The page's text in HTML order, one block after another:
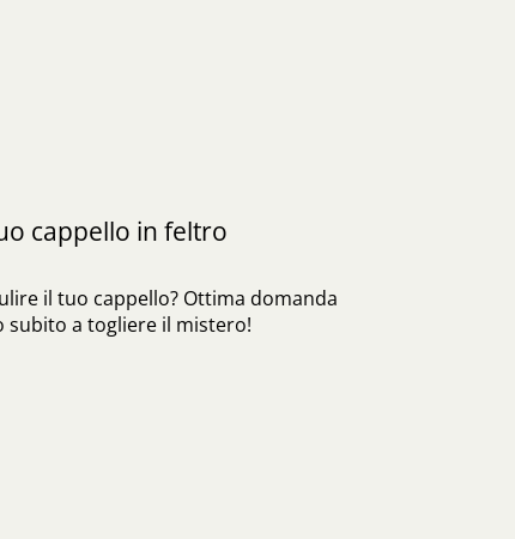
cappello in feltro
il tuo cappello? Ottima domanda
subito a togliere il mistero!